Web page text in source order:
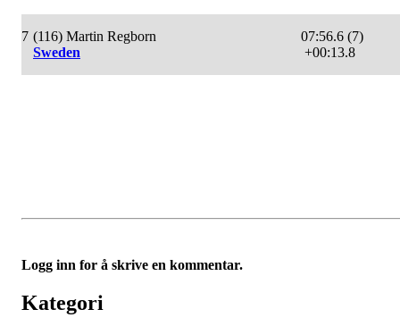
7 (116) Martin Regborn
Sweden
07:56.6 (7)
+00:13.8
Logg inn for å skrive en kommentar.
Kategori